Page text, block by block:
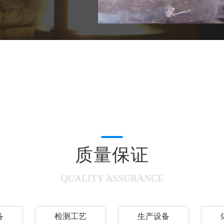
质量保证
QUALITY ASSURANCE
检测工艺 生产设备